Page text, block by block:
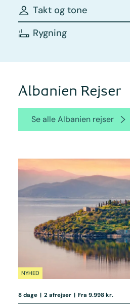
Takt og tone
Rygning
Albanien Rejser
Se alle Albanien rejser
NYHED
8 dage | 2 afrejser | Fra 9.998 kr.